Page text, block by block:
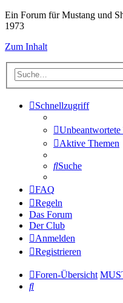
Ein Forum für Mustang und
1973
Zum Inhalt
Schnellzugriff
Unbeantwortete
Aktive Themen
Suche
FAQ
Regeln
Das Forum
Der Club
Anmelden
Registrieren
Foren-Übersicht
Suche